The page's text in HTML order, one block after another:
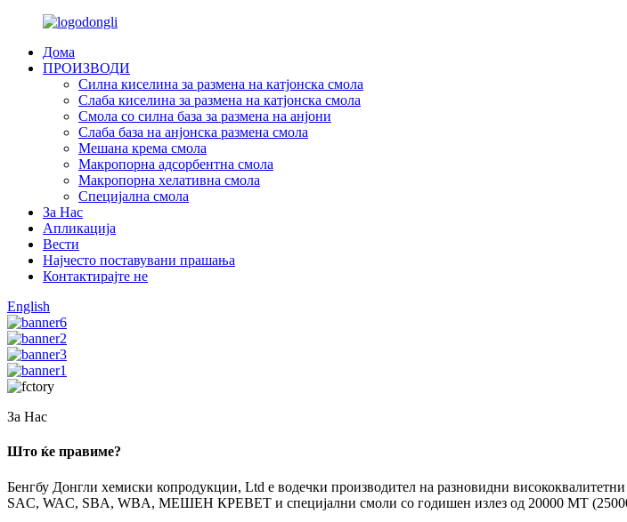
Дома
ПРОИЗВОДИ
Силна киселина за размена на катјонска смола
Слаба киселина за размена на катјонска смола
Смола со силна база за размена на анјони
Слаба база на анјонска размена смола
Мешана крема смола
Макропорна адсорбентна смола
Макропорна хелативна смола
Специјална смола
За Нас
Апликација
Вести
Најчесто поставувани прашања
Контактирајте не
English
За Нас
Што ќе правиме?
Бенгбу Донгли хемиски копродукции, Ltd е водечки производител на разновидни
SAC, WAC, SBA, WBA, МЕШЕН КРЕВЕТ и специјални смоли со годишен излез од 20000 МТ